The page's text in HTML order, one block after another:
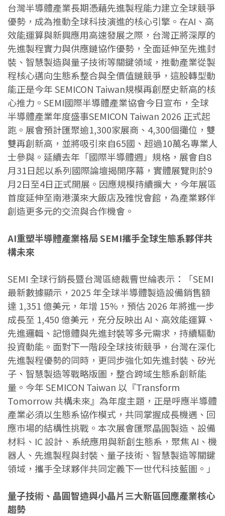
台灣半導體產業長期憑藉先進製程能力建立全球競爭
優勢，成為推動全球科技演進的核心引擎。在AI、高
效能運算與新興應用高速發展之際，台灣正將深厚的
先進製程實力與供應鏈協作優勢，全面延伸至先進封
裝、智慧製造與量子技術等關鍵領域，推動產業從製
程核心邁向生態系整合與全價值鏈競爭，這股轉型動
能正是今年 SEMICON Taiwan規模再創歷史新高的核
心推力。SEMI國際半導體產業協會今日宣布，全球
半導體產業年度盛事SEMICON Taiwan 2026 正式起
跑。展會預計匯聚逾1,300家展商、4,300個攤位，雙
雙再創新高，並將吸引來自65國、超過10萬名專業人
士參與。延續去年「國際半導體週」規格，展會自8
月31日起以系列國際論壇揭開序幕，實體展覽則於9
月2日至4日正式開展。因應規模持續擴大，今年展區
首度延伸至南港漢來大飯店及雅悅會館，為產業夥伴
創造更多元的交流與合作機會。
AI重塑半導體產業格局 SEMI攜手全球生態系夥伴共
構未來
SEMI 全球行銷長暨台灣區總裁曹世綸表示：「SEMI
最新數據顯示，2025 年全球半導體製造設備銷售額
達 1,351 億美元，年增 15%，預估 2026 年將進一步
成長至 1,450 億美元，充分反映出 AI、高效能運算、
先進邏輯、記憶體與先進封裝等多元需求，持續驅動
投資動能。面對下一階段全球技術競爭，台灣在深化
先進製程優勢的同時，更同步強化如先進封裝、矽光
子、智慧製造等戰略版圖，整合跨域生態系創新能
量。今年 SEMICON Taiwan 以『Transform
Tomorrow 共構未來』為年度主題，正是呼應半導體
產業必須以生態系協作模式，共同掌握成長機遇、回
應巿場的結構性挑戰。本次展會匯聚晶圓製造、設備
材料、IC 設計、系統應用與新創生態系，聚焦 AI、機
器人、先進製程與封裝、量子技術、智慧製造等關鍵
領域，攜手全球夥伴共同定義下一世代科技藍圖。」
量子技術、晶圓智造與小晶片三大新區回應產業核心
趨勢